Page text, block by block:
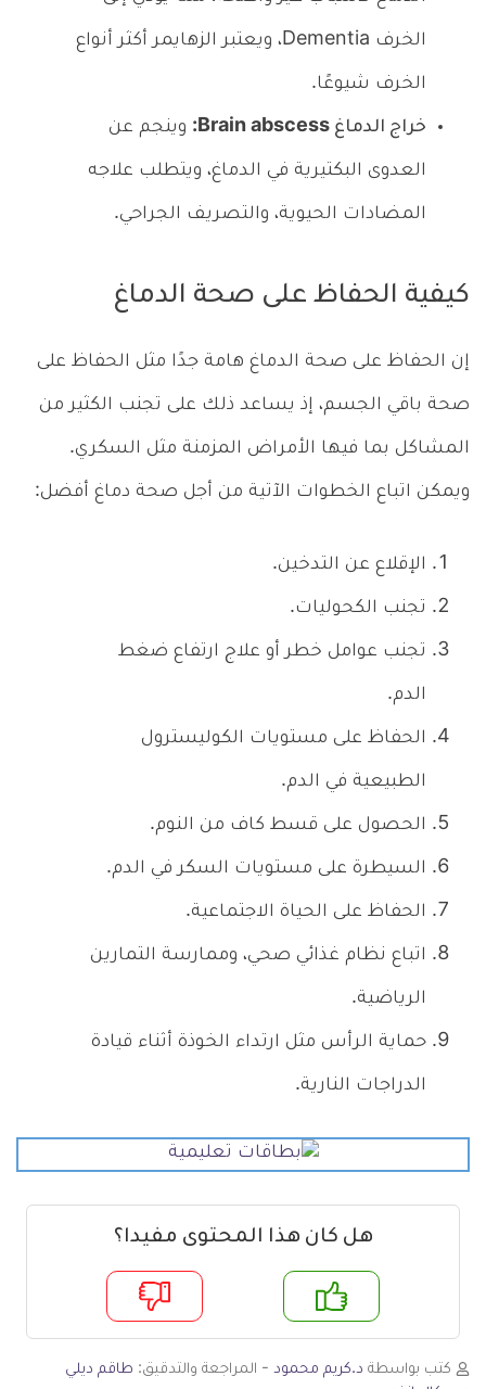
الخرف Dementia، ويعتبر الزهايمر أكثر أنواع
الخرف شيوعًا.
خراج الدماغ Brain abscess: وينجم عن
العدوى البكتيرية في الدماغ، ويتطلب علاجه
المضادات الحيوية، والتصريف الجراحي.
كيفية الحفاظ على صحة الدماغ
إن الحفاظ على صحة الدماغ هامة جدًا مثل الحفاظ على
صحة باقي الجسم، إذ يساعد ذلك على تجنب الكثير من
المشاكل بما فيها الأمراض المزمنة مثل السكري.
ويمكن اتباع الخطوات الآتية من أجل صحة دماغ أفضل:
الإقلاع عن التدخين.
تجنب الكحوليات.
تجنب عوامل خطر أو علاج ارتفاع ضغط
الدم.
الحفاظ على مستويات الكوليسترول
الطبيعية في الدم.
الحصول على قسط كاف من النوم.
السيطرة على مستويات السكر في الدم.
الحفاظ على الحياة الاجتماعية.
اتباع نظام غذائي صحي، وممارسة التمارين
الرياضية.
حماية الرأس مثل ارتداء الخوذة أثناء قيادة
الدراجات النارية.
هل كان هذا المحتوى مفيدا؟
لا
كتب بواسطة د.كريم محمود - المراجعة والتدقيق: طاقم ديلي